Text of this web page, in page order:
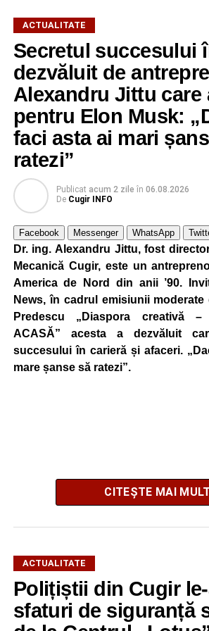
ACTUALITATE
Secretul succesului
dezvăluit de
Alexandru Jittu care
pentru Elon Musk:
faci asta ai mari
ratezi”
Publicat acum 2 zile în 06.08.2026
De Cugir INFO
Facebook Messenger WhatsApp
Dr. ing. Alexandru Jittu, fost
Mecanică Cugir, este un
America de Nord din anii ’90.
News, în cadrul emisiunii moderate
Predescu „Diaspora creativă
ACASĂ” acesta a dezvăluit
succesului în carieră și afaceri.
mare șanse să ratezi”.
El a mărturisit totodată că a avut șansa
Musk, fondatorul Tesla, SpaceX și xAI.
Dr. ing. Alexandru Jittu: Lucrul
CITEȘTE MAI MULT
ACTUALITATE
Polițiștii din Cugir
sfaturi de siguranță